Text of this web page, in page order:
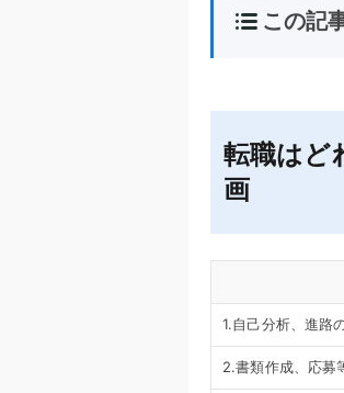
この記
転職はど
画
1.自己分析、進路
2.書類作成、応募